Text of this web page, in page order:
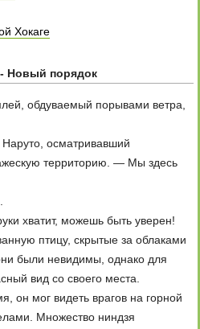
Хокаге
Новый порядок
обдуваемый порывами ветра,
осматривавший
территорию. — Мы здесь
хватит, можешь быть уверен!
птицу, скрытые за облаками
были невидимы, однако для
вид со своего места.
он мог видеть врагов на горной
Множество ниндзя